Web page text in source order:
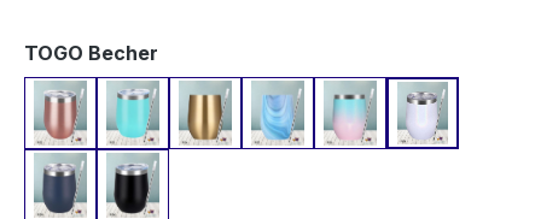
TOGO Becher
RosegoldTürkis Champagner Gold
Blauer Marmor
Blau-RosaWeiß
DunkelblauSchwarz